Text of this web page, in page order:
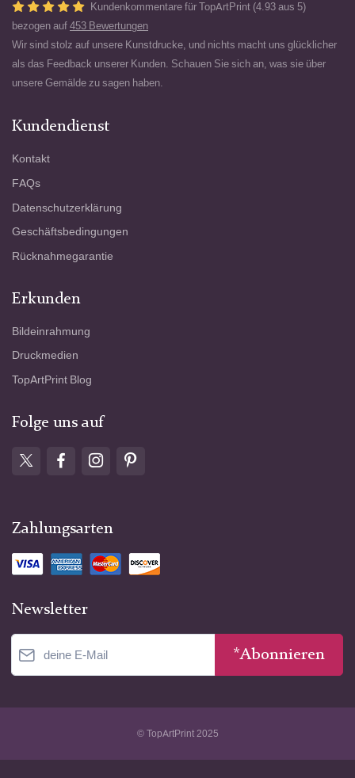
Kundenkommentare für TopArtPrint (4.93 aus 5)
bezogen auf 453 Bewertungen
Wir sind stolz auf unsere Kunstdrucke, und nichts macht uns glücklicher
als das Feedback unserer Kunden. Schauen Sie sich an, was sie über
unsere Gemälde zu sagen haben.
Kundendienst
Kontakt
FAQs
Datenschutzerklärung
Geschäftsbedingungen
Rücknahmegarantie
Erkunden
Bildeinrahmung
Druckmedien
TopArtPrint Blog
Folge uns auf
Zahlungsarten
Newsletter
*Abonnieren
© TopArtPrint 2025